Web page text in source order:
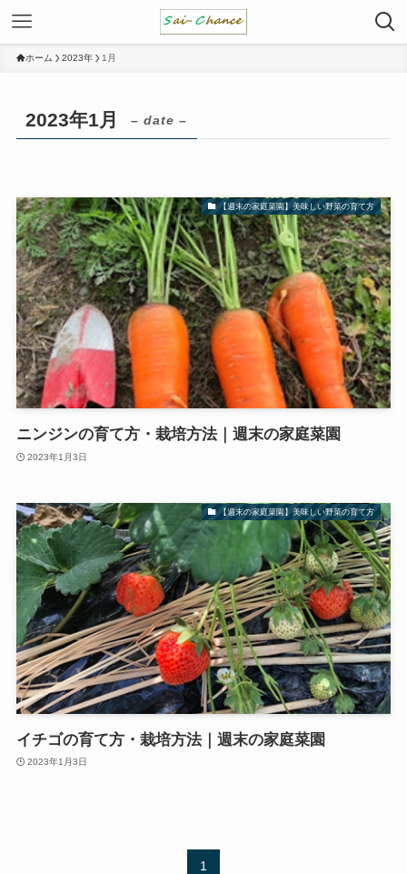
ホーム 2023年 1月
2023年1月 – date –
【週末の家庭菜園】美味しい野菜の育て方
ニンジンの育て方・栽培方法｜週末の家庭菜園
2023年1月3日
【週末の家庭菜園】美味しい野菜の育て方
イチゴの育て方・栽培方法｜週末の家庭菜園
2023年1月3日
1